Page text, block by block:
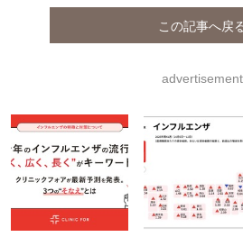
この記事へ戻
advertisement